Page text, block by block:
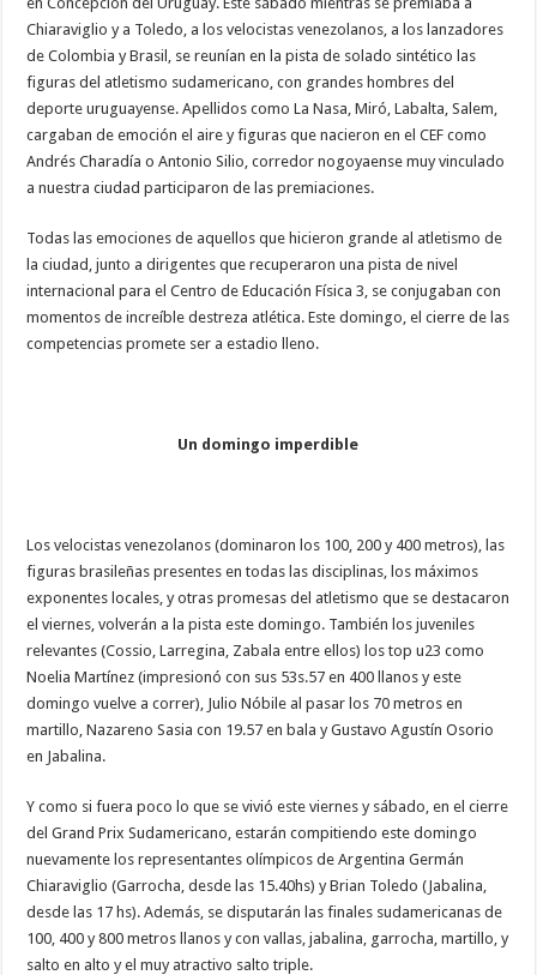
Chiaraviglio y a Toledo, a los velocistas venezolanos, a los lanzadores
de Colombia y Brasil, se reunían en la pista de solado sintético las
figuras del atletismo sudamericano, con grandes hombres del
deporte uruguayense. Apellidos como La Nasa, Miró, Labalta, Salem,
cargaban de emoción el aire y figuras que nacieron en el CEF como
Andrés Charadía o Antonio Silio, corredor nogoyaense muy vinculado
a nuestra ciudad participaron de las premiaciones.
Todas las emociones de aquellos que hicieron grande al atletismo de
la ciudad, junto a dirigentes que recuperaron una pista de nivel
internacional para el Centro de Educación Física 3, se conjugaban con
momentos de increíble destreza atlética. Este domingo, el cierre de las
competencias promete ser a estadio lleno.
Un domingo imperdible
Los velocistas venezolanos (dominaron los 100, 200 y 400 metros), las
figuras brasileñas presentes en todas las disciplinas, los máximos
exponentes locales, y otras promesas del atletismo que se destacaron
el viernes, volverán a la pista este domingo. También los juveniles
relevantes (Cossio, Larregina, Zabala entre ellos) los top u23 como
Noelia Martínez (impresionó con sus 53s.57 en 400 llanos y este
domingo vuelve a correr), Julio Nóbile al pasar los 70 metros en
martillo, Nazareno Sasia con 19.57 en bala y Gustavo Agustín Osorio
en Jabalina.
Y como si fuera poco lo que se vivió este viernes y sábado, en el cierre
del Grand Prix Sudamericano, estarán compitiendo este domingo
nuevamente los representantes olímpicos de Argentina Germán
Chiaraviglio (Garrocha, desde las 15.40hs) y Brian Toledo (Jabalina,
desde las 17 hs). Además, se disputarán las finales sudamericanas de
100, 400 y 800 metros llanos y con vallas, jabalina, garrocha, martillo, y
salto en alto y el muy atractivo salto triple.